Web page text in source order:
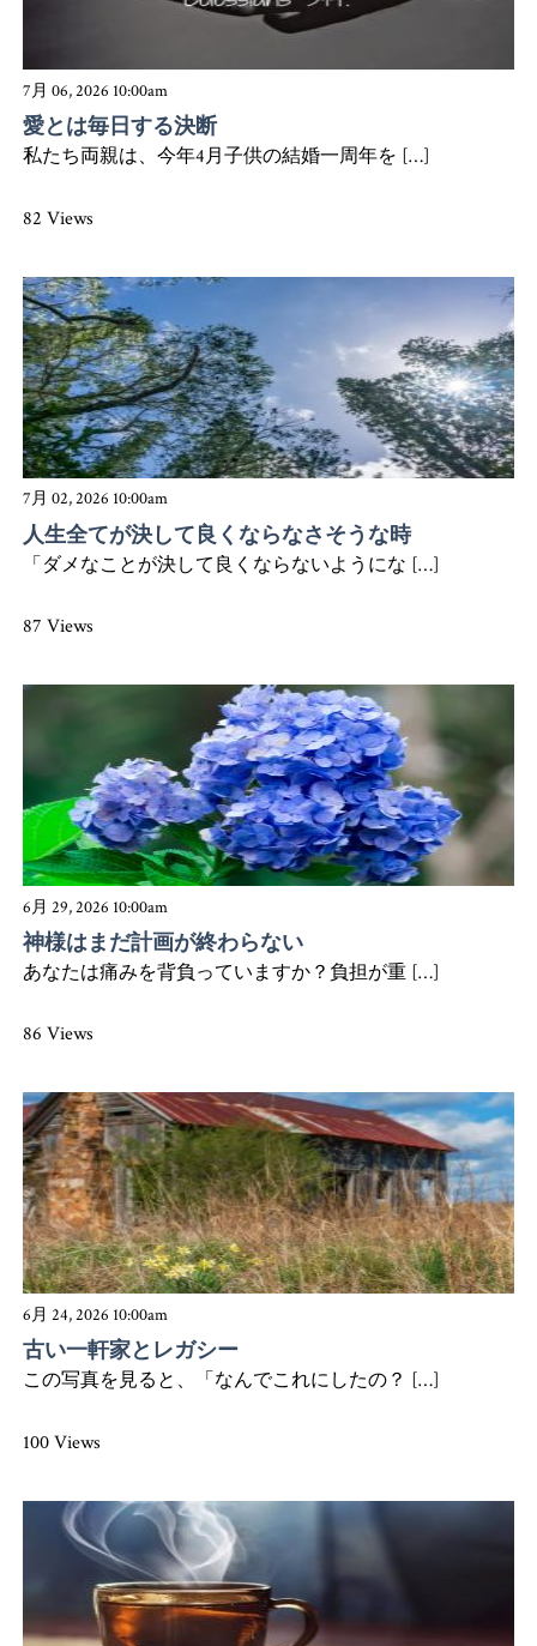
7月 06, 2026 10:00am
愛とは毎日する決断
私たち両親は、今年4月子供の結婚一周年を […]
82 Views
7月 02, 2026 10:00am
人生全てが決して良くならなさそうな時
「ダメなことが決して良くならないようにな […]
87 Views
6月 29, 2026 10:00am
神様はまだ計画が終わらない
あなたは痛みを背負っていますか？負担が重 […]
86 Views
6月 24, 2026 10:00am
古い一軒家とレガシー
この写真を見ると、「なんでこれにしたの？ […]
100 Views